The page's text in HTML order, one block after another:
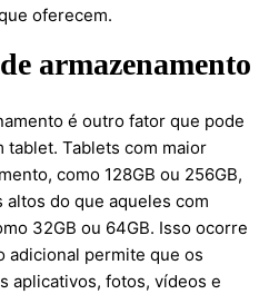
oferecem.
armazenamento
é outro fator que pode
Tablets com maior
como 128GB ou 256GB,
do que aqueles com
32GB ou 64GB. Isso ocorre
adicional permite que os
aplicativos, fotos, vídeos e